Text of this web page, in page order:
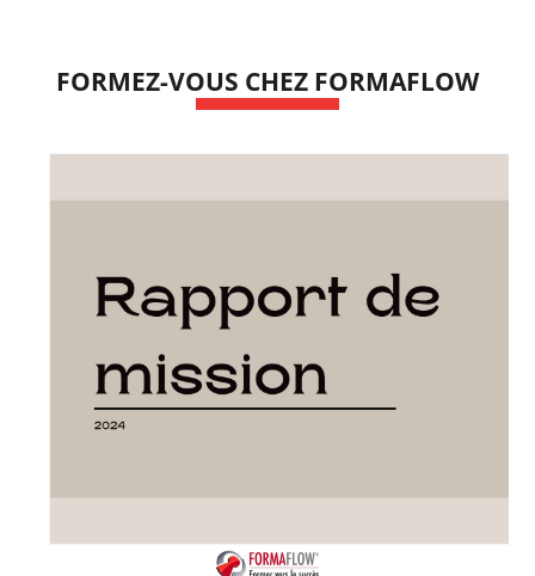
FORMEZ-VOUS CHEZ FORMAFLOW